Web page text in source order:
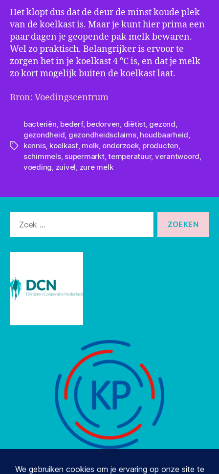
Het klopt dus dat de deur de minst koude plek
van de koelkast is. Maar je kunt hier prima een
paar dagen je geopende pak melk bewaren.
Wel zo praktisch. Belangrijker is ervoor te
zorgen het in je koelkast 4 °C is, en dat je melk
zo kort mogelijk buiten de koelkast laat.
Bron: Voedingscentrum
Tags
bacteriën, bederf, bedorven, diëtist, gezond,
gezondheid, gezondheidsclaims, houdbaarheid,
kennis, koelkast, melk, onderzoek, producten,
schimmels, supermarkt,temperatuur, verantwoord,
voeding, zuivel, zure melk
naar: